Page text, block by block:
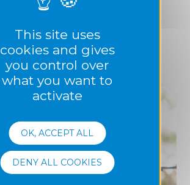
This site uses
cookies and gives
you control over
what you want to
activate
OK, ACCEPT ALL
DENY ALL COOKIES